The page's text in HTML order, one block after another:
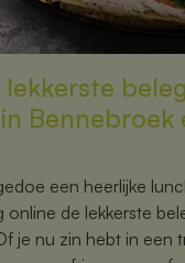
lekkerste
Bennebroek
een heerlijke
online de lekkerste
je nu zin hebt in een